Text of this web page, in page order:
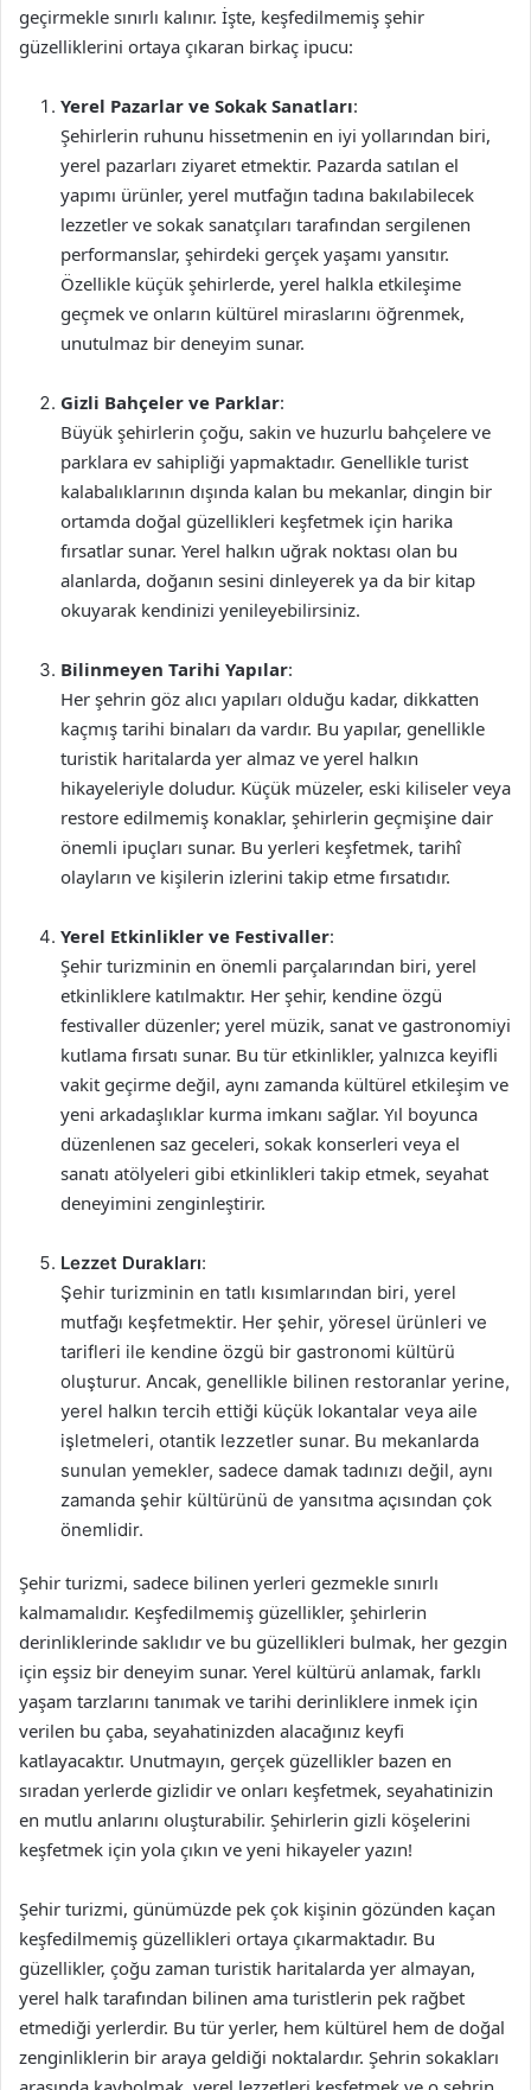
geçirmekle sınırlı kalınır. İşte, keşfedilmemiş şehir
güzelliklerini ortaya çıkaran birkaç ipucu:
Yerel Pazarlar ve Sokak Sanatları:
Şehirlerin ruhunu hissetmenin en iyi yollarından biri,
yerel pazarları ziyaret etmektir. Pazarda satılan el
yapımı ürünler, yerel mutfağın tadına bakılabilecek
lezzetler ve sokak sanatçıları tarafından sergilenen
performanslar, şehirdeki gerçek yaşamı yansıtır.
Özellikle küçük şehirlerde, yerel halkla etkileşime
geçmek ve onların kültürel miraslarını öğrenmek,
unutulmaz bir deneyim sunar.
Gizli Bahçeler ve Parklar:
Büyük şehirlerin çoğu, sakin ve huzurlu bahçelere ve
parklara ev sahipliği yapmaktadır. Genellikle turist
kalabalıklarının dışında kalan bu mekanlar, dingin bir
ortamda doğal güzellikleri keşfetmek için harika
fırsatlar sunar. Yerel halkın uğrak noktası olan bu
alanlarda, doğanın sesini dinleyerek ya da bir kitap
okuyarak kendinizi yenileyebilirsiniz.
Bilinmeyen Tarihi Yapılar:
Her şehrin göz alıcı yapıları olduğu kadar, dikkatten
kaçmış tarihi binaları da vardır. Bu yapılar, genellikle
turistik haritalarda yer almaz ve yerel halkın
hikayeleriyle doludur. Küçük müzeler, eski kiliseler veya
restore edilmemiş konaklar, şehirlerin geçmişine dair
önemli ipuçları sunar. Bu yerleri keşfetmek, tarihî
olayların ve kişilerin izlerini takip etme fırsatıdır.
Yerel Etkinlikler ve Festivaller:
Şehir turizminin en önemli parçalarından biri, yerel
etkinliklere katılmaktır. Her şehir, kendine özgü
festivaller düzenler; yerel müzik, sanat ve gastronomiyi
kutlama fırsatı sunar. Bu tür etkinlikler, yalnızca keyifli
vakit geçirme değil, aynı zamanda kültürel etkileşim ve
yeni arkadaşlıklar kurma imkanı sağlar. Yıl boyunca
düzenlenen saz geceleri, sokak konserleri veya el
sanatı atölyeleri gibi etkinlikleri takip etmek, seyahat
deneyimini zenginleştirir.
Lezzet Durakları:
Şehir turizminin en tatlı kısımlarından biri, yerel
mutfağı keşfetmektir. Her şehir, yöresel ürünleri ve
tarifleri ile kendine özgü bir gastronomi kültürü
oluşturur. Ancak, genellikle bilinen restoranlar yerine,
yerel halkın tercih ettiği küçük lokantalar veya aile
işletmeleri, otantik lezzetler sunar. Bu mekanlarda
sunulan yemekler, sadece damak tadınızı değil, aynı
zamanda şehir kültürünü de yansıtma açısından çok
önemlidir.
Şehir turizmi, sadece bilinen yerleri gezmekle sınırlı
kalmamalıdır. Keşfedilmemiş güzellikler, şehirlerin
derinliklerinde saklıdır ve bu güzellikleri bulmak, her gezgin
için eşsiz bir deneyim sunar. Yerel kültürü anlamak, farklı
yaşam tarzlarını tanımak ve tarihi derinliklere inmek için
verilen bu çaba, seyahatinizden alacağınız keyfi
katlayacaktır. Unutmayın, gerçek güzellikler bazen en
sıradan yerlerde gizlidir ve onları keşfetmek, seyahatinizin
en mutlu anlarını oluşturabilir. Şehirlerin gizli köşelerini
keşfetmek için yola çıkın ve yeni hikayeler yazın!
Şehir turizmi, günümüzde pek çok kişinin gözünden kaçan
keşfedilmemiş güzellikleri ortaya çıkarmaktadır. Bu
güzellikler, çoğu zaman turistik haritalarda yer almayan,
yerel halk tarafından bilinen ama turistlerin pek rağbet
etmediği yerlerdir. Bu tür yerler, hem kültürel hem de doğal
zenginliklerin bir araya geldiği noktalardır. Şehrin sokakları